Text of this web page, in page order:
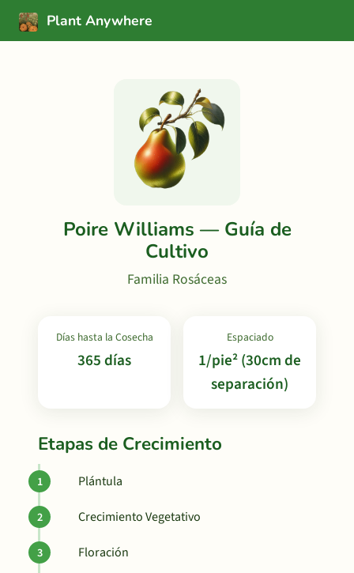
Plant Anywhere
Poire Williams — Guía de
Cultivo
Familia Rosáceas
Días hasta la Cosecha
365 días
Espaciado
1/pie² (30cm de
separación)
Etapas de Crecimiento
Plántula
Crecimiento Vegetativo
Floración